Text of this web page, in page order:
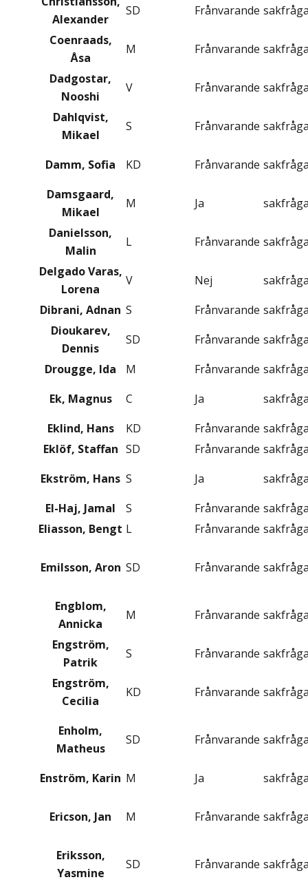
Alexander
SD Frånvarande
Coenraads,
Åsa
M Frånvarande
Dadgostar,
Nooshi
V Frånvarande
Dahlqvist,
Mikael
S Frånvarande
Damm, Sofia KD Frånvarande
Damsgaard,
Mikael
M Ja
Danielsson,
Malin
L Frånvarande
Delgado Varas,
Lorena
V Nej
Dibrani, Adnan S Frånvarande
Dioukarev,
Dennis
SD Frånvarande
Drougge, Ida
M Frånvarande
Ek, Magnus
C Ja
Eklind, Hans
KD Frånvarande
Eklöf, Staffan SD Frånvarande
Ekström, Hans S Ja
El-Haj, Jamal
S Frånvarande
Eliasson, Bengt L Frånvarande
Emilsson, Aron SD Frånvarande
Engblom,
Annicka
M Frånvarande
Engström,
Patrik
S Frånvarande
Engström,
Cecilia
KD Frånvarande
Enholm,
Matheus
SD Frånvarande
Enström, Karin M Ja
Ericson, Jan M Frånvarande
Eriksson,
Yasmine
SD Frånvarande